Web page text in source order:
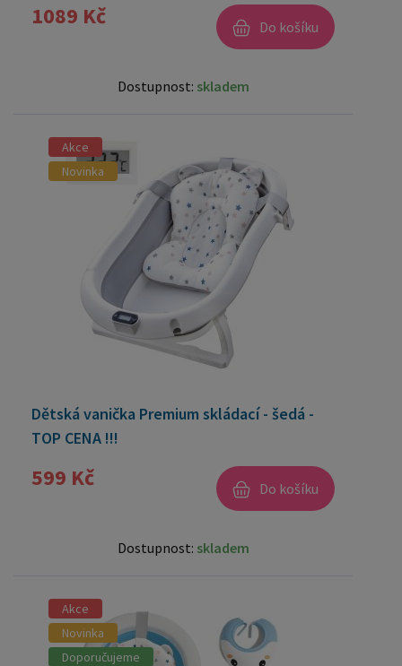
1089 Kč Do košíku
Dostupnost: skladem
Akce
Novinka
Dětská vanička Premium skládací - šedá -
TOP CENA !!!
599 Kč Do košíku
Dostupnost: skladem
Akce
Novinka
Doporučujeme